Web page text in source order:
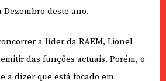
deste ano.
a líder da RAEM, Lionel
das funções actuais. Porém, o
a dizer que está focado em